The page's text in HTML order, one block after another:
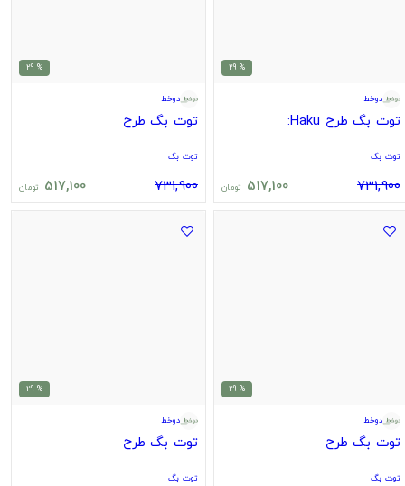
% 29
دوخط
توت بگ طرح Haku:
توت بگ
731,900
517,100 تومان
% 29
دوخط
توت بگ طرح
توت بگ
731,900
517,100 تومان
% 29
دوخط
توت بگ طرح
توت بگ
% 29
دوخط
توت بگ طرح
توت بگ